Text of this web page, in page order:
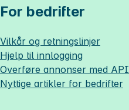
For bedrifter
Vilkår og retningslinjer
Hjelp til innlogging
Overføre annonser med API
Nyttige artikler for bedrifter